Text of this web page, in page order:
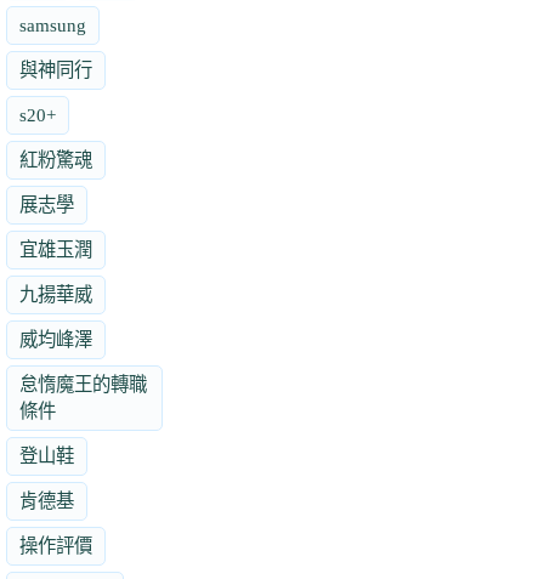
samsung
與神同行
s20+
紅粉驚魂
展志學
宜雄玉潤
九揚華威
威均峰澤
怠惰魔王的轉職
條件
登山鞋
肯德基
操作評價